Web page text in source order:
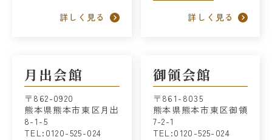
詳しく見る 詳しく見る
月出会館
〒862-0920
熊本県熊本市東区月出
8-1-5
TEL:0120-525-024
御領会館
〒861-8035
熊本県熊本市東区御領
7-2-1
TEL:0120-525-024